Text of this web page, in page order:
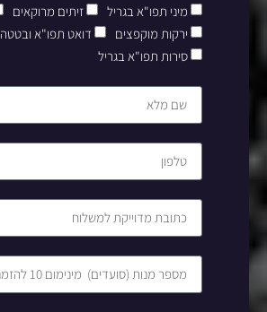
מיני תפו"א בגריל זיתים מרוקאים
ירקות מוקפצים
דואט תפו"א ובטטה
סירות תפו"א בגריל